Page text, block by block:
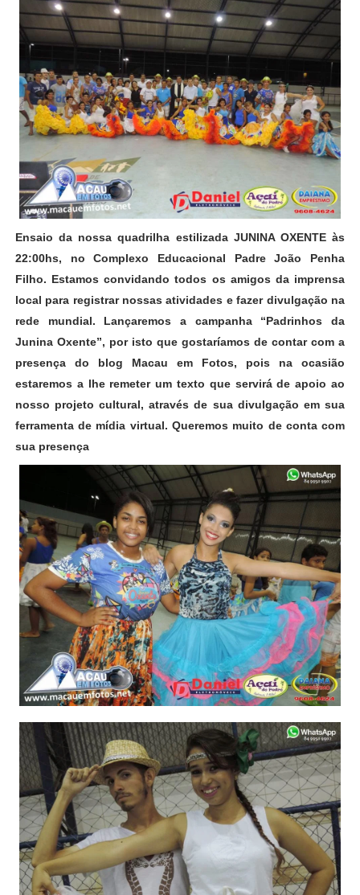
Ensaio da nossa quadrilha estilizada JUNINA OXENTE às
22:00hs, no Complexo Educacional Padre João Penha
Filho. Estamos convidando todos os amigos da imprensa
local para registrar nossas atividades e fazer divulgação na
rede mundial. Lançaremos a campanha “Padrinhos da
Junina Oxente”, por isto que gostaríamos de contar com a
presença do blog Macau em Fotos, pois na ocasião
estaremos a lhe remeter um texto que servirá de apoio ao
nosso projeto cultural, através de sua divulgação em sua
ferramenta de mídia virtual. Queremos muito de conta com
sua presença